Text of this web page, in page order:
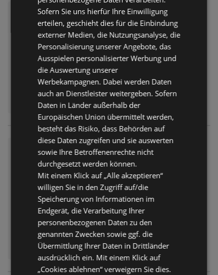
Summer Sale
Prospekt nicht mehr gültig
Abgelaufen am: 29.07.2026
Prospekt
Abgelaufen am:
Sofern Sie uns hierfür Ihre Einwilligung
erteilen, geschieht dies für die Einbindung
externer Medien, die Nutzungsanalyse, die
Personalisierung unserer Angebote, das
Ausspielen personalisierter Werbung und
die Auswertung unserer
Werbekampagnen. Dabei werden Daten
auch an Dienstleister weitergeben. Sofern
Daten in Länder außerhalb der
Europäischen Union übermittelt werden,
besteht das Risiko, dass Behörden auf
diese Daten zugreifen und sie auswerten
sowie Ihre Betroffenenrechte nicht
durchgesetzt werden können.
Mit einem Klick auf „Alle akzeptieren“
willigen Sie in den Zugriff auf/die
Speicherung von Informationen im
Endgerät, die Verarbeitung Ihrer
personenbezogenen Daten zu den
genannten Zwecken sowie ggf. die
Übermittlung Ihrer Daten in Drittländer
ausdrücklich ein. Mit einem Klick auf
„Cookies ablehnen“ verweigern Sie dies.